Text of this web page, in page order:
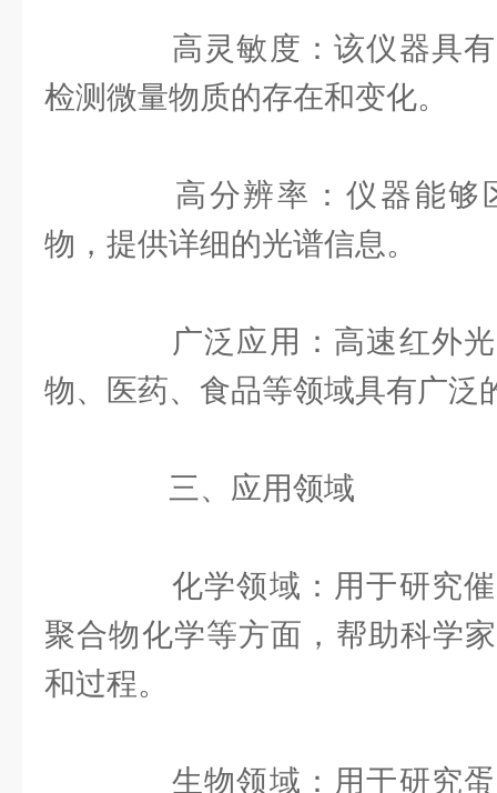
高灵敏度：该仪器具有
检测微量物质的存在和变化。
高分辨率：仪器能够
物，提供详细的光谱信息。
广泛应用：高速红外光
物、医药、食品等领域具有广泛
三、应用领域
化学领域：用于研究催
聚合物化学等方面，帮助科学
和过程。
生物领域：用于研究蛋